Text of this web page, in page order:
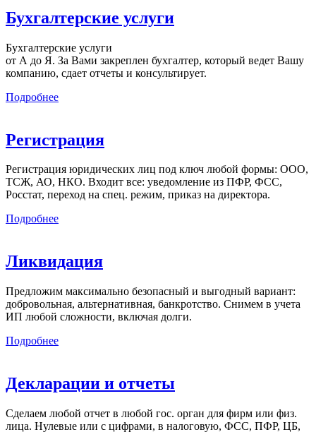
Бухгалтерские услуги
Бухгалтерские услуги
от А до Я. За Вами закреплен бухгалтер, который ведет Вашу
компанию, сдает отчеты и консультирует.
Подробнее
Регистрация
Регистрация юридических лиц под ключ любой формы: ООО,
ТСЖ, АО, НКО. Входит все: уведомление из ПФР, ФСС,
Росстат, переход на спец. режим, приказ на директора.
Подробнее
Ликвидация
Предложим максимально безопасный и выгодный вариант:
добровольная, альтернативная, банкротство. Снимем в учета
ИП любой сложности, включая долги.
Подробнее
Декларации и отчеты
Сделаем любой отчет в любой гос. орган для фирм или физ.
лица. Нулевые или с цифрами, в налоговую, ФСС, ПФР, ЦБ,